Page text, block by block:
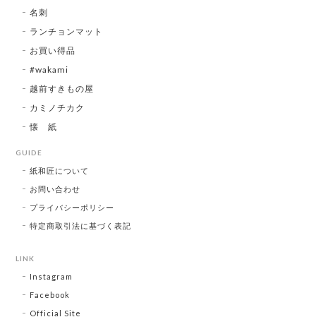
名刺
ランチョンマット
お買い得品
#wakami
越前すきもの屋
カミノチカク
懐 紙
GUIDE
紙和匠について
お問い合わせ
プライバシーポリシー
特定商取引法に基づく表記
LINK
Instagram
Facebook
Official Site